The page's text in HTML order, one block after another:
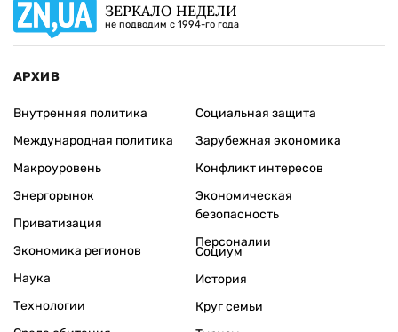
ЗЕРКАЛО НЕДЕЛИ
не подводим с 1994-го года
АРХИВ
Внутренняя политика
Международная политика
Макроуровень
Энергорынок
Приватизация
Экономика регионов
Социальная защита
Зарубежная экономика
Конфликт интересов
Экономическая
безопасность
Персоналии
Наука
Технологии
Социум
История
Круг семьи